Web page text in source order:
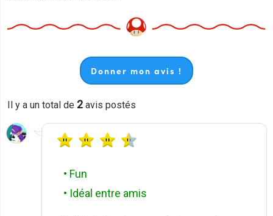
Donner mon avis !
Il y a un total de 2 avis postés
• Fun
• Idéal entre amis